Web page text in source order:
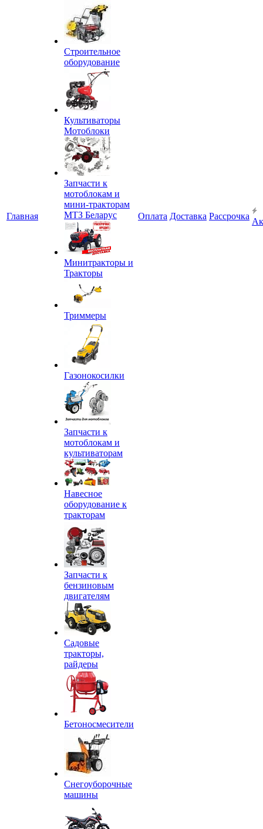
Главная
Строительное
оборудование
Культиваторы
Мотоблоки
Запчасти к
мотоблокам и
мини-тракторам
МТЗ Беларус
Минитракторы и
Тракторы
Триммеры
Газонокосилки
Запчасти к
мотоблокам и
культиваторам
Навесное
оборудование к
тракторам
Запчасти к
бензиновым
двигателям
Садовые
тракторы,
райдеры
Бетоносмесители
Снегоуборочные
машины
Оплата Доставка Рассрочка